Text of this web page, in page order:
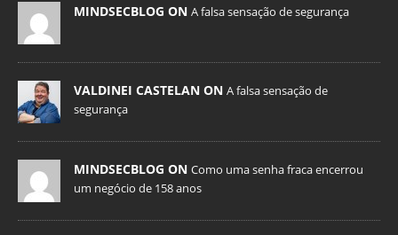
MINDSECBLOG ON A falsa sensação de segurança
VALDINEI CASTELAN ON A falsa sensação de
segurança
MINDSECBLOG ON Como uma senha fraca encerrou
um negócio de 158 anos